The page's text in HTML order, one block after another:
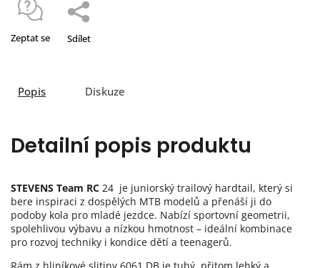
Zeptat se Sdílet
Popis Diskuze
Detailní popis produktu
STEVENS Team RC 24 je juniorský trailový hardtail, který si
bere inspiraci z dospělých MTB modelů a přenáší ji do
podoby kola pro mladé jezdce. Nabízí sportovní geometrii,
spolehlivou výbavu a nízkou hmotnost – ideální kombinace
pro rozvoj techniky i kondice dětí a teenagerů.
Rám z hliníkové slitiny 6061 DB je tuhý, přitom lehký a